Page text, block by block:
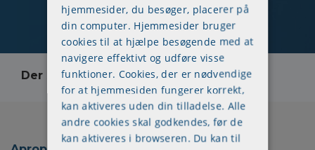
Der skete en fejl, kontakt os venligst
hjemmesider, du besøger, placerer på
din computer. Hjemmesider bruger
cookies til at hjælpe besøgende med at
navigere effektivt og udføre visse
funktioner. Cookies, der er nødvendige
for at hjemmesiden fungerer korrekt,
kan aktiveres uden din tilladelse. Alle
andre cookies skal godkendes, før de
kan aktiveres i browseren. Du kan til